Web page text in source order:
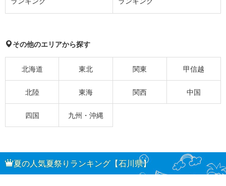
その他のエリアから探す
北海道 東北 関東 甲信越
北陸 東海 関西 中国
四国 九州・沖縄
夏の人気夏祭りランキング【石川県】